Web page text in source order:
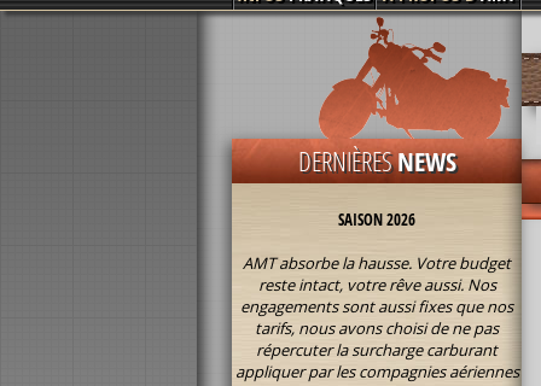
DERNIÈRESNEWS
SURCHARGE CARBURANT 2026 :
reste intact, votre rêve aussi. Nos
engagements sont aussi fixes que nos
tarifs, nous avons choisi de ne pas
répercuter la surcharge carburant
appliquer par les compagnies aériennes
à nos clients !